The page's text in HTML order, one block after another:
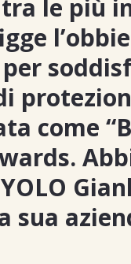
le più
come
sua